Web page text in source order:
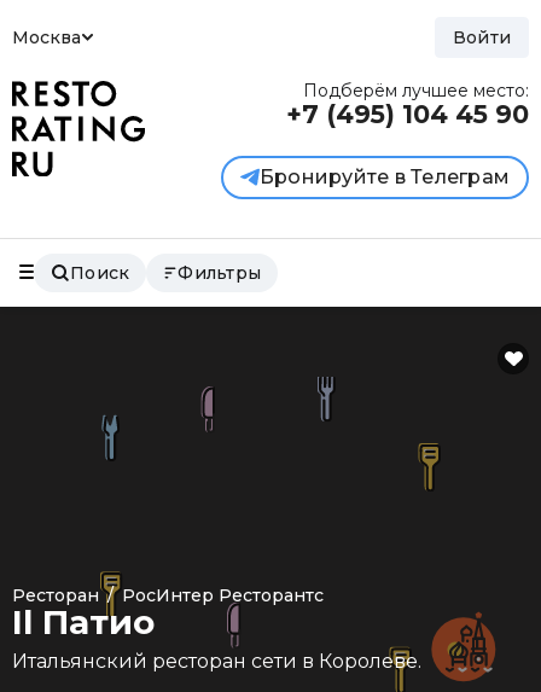
Москва Войти
Подберём лучшее место:
+7 (495) 104 45 90
Бронируйте в Телеграм
Поиск Фильтры
Ресторан / РосИнтер Ресторантс
Il Патио
Итальянский ресторан сети в Королеве.